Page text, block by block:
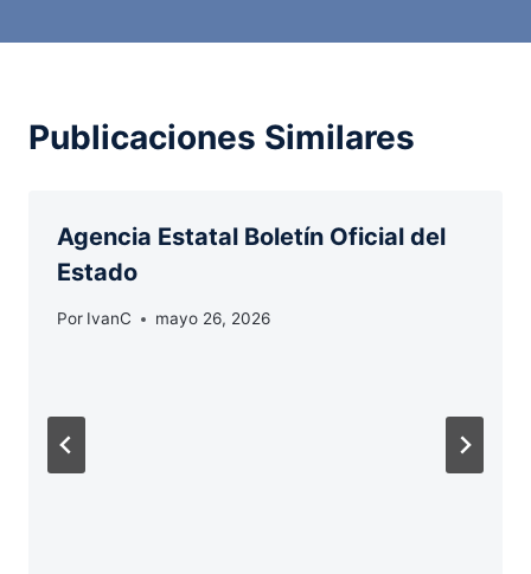
Publicaciones Similares
Agencia Estatal Boletín Oficial del
Estado
Por IvanC mayo 26, 2026